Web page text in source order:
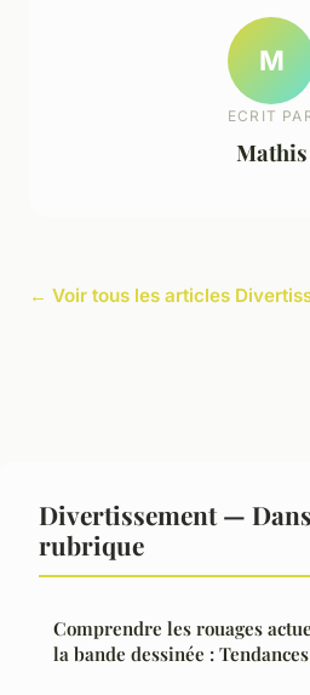
M
ECRIT
Mathis
← Voir tous les articles
Divertissement —
rubrique
Comprendre les rouages
la bande dessinée :